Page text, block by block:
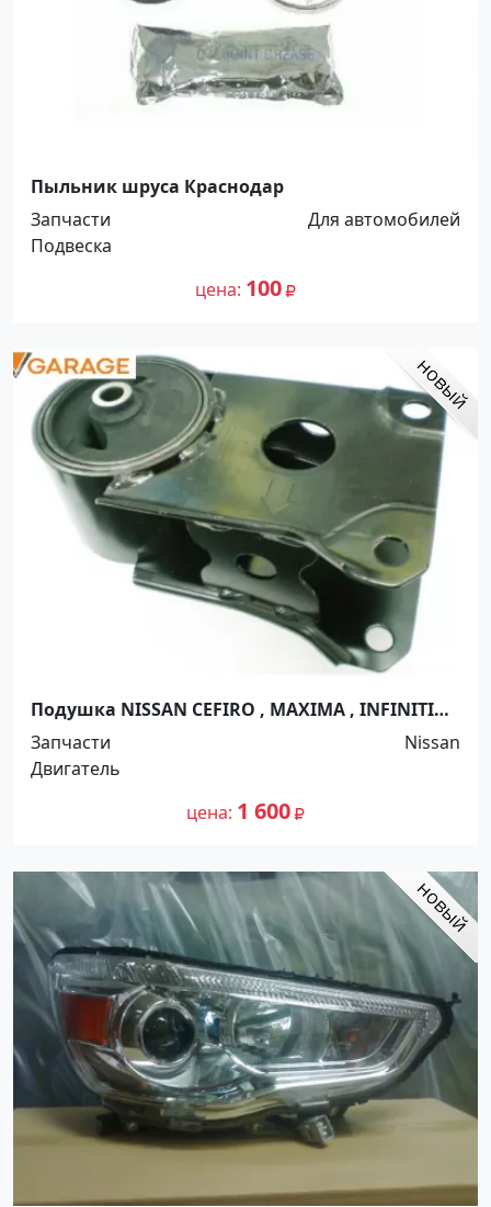
Пыльник шруса Краснодар
Запчасти
Для автомобилей
Подвеска
цена 100
Подушка NISSAN CEFIRO , MAXIMA , INFINITI
I30 1994-2003г Краснодар
Запчасти
Nissan
Двигатель
цена 1 600